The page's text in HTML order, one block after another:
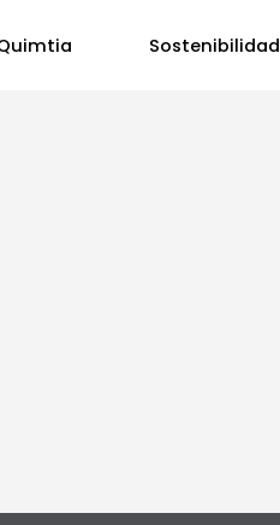
Sostenibilidad